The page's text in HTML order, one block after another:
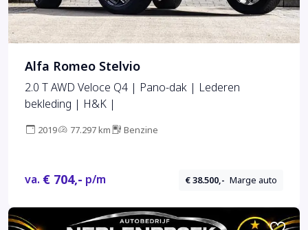
Alfa Romeo Stelvio
2.0 T AWD Veloce Q4 | Pano-dak | Lederen
bekleding | H&K |
2019 77.297 km Benzine
va. € 704,- p/m € 38.500,- Marge auto